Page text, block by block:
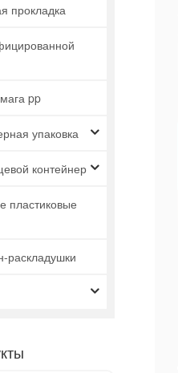
прокладка
pp
упаковка
контейнер
пластиковые
раскладушки